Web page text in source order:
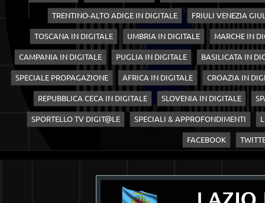
TRENTINO-ALTO ADIGE IN DIGITALE FRIULI VENEZIA
TOSCANA IN DIGITALE UMBRIA IN DIGITALE MARCHE IN
CAMPANIA IN DIGITALE PUGLIA IN DIGITALE BASILICATA IN
SPECIALE PROPAGAZIONE AFRICA IN DIGITALE CROAZIA IN
REPUBBLICA CECA IN DIGITALE SLOVENIA IN DIGITALE
SPORTELLO TV DIGIT@LE SPECIALI & APPROFONDIMENTI
FACEBOOK